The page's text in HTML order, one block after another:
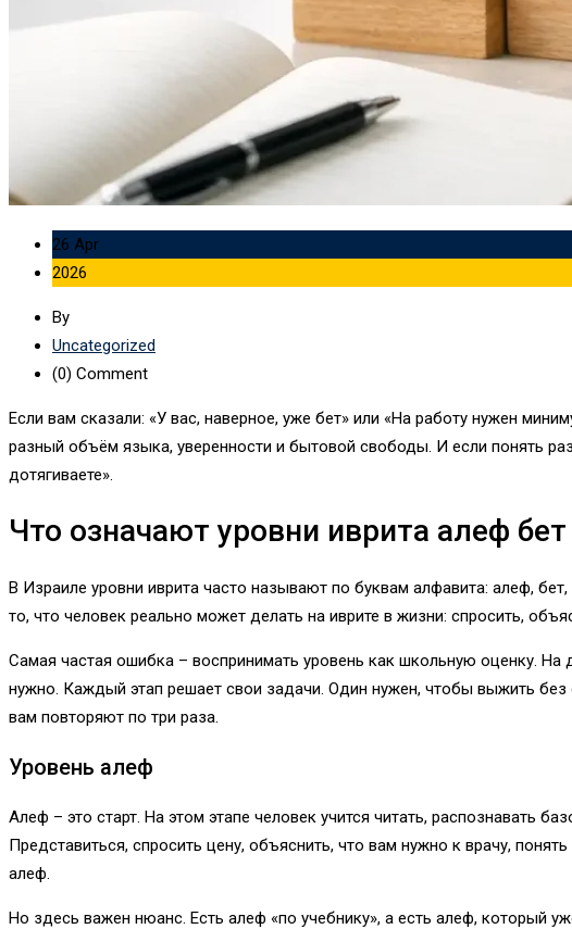
26 Apr
2026
By
Uncategorized
(0) Comment
Если вам сказали: «У вас, наверное, уже бет» или «На работу нужен
разный объём языка, уверенности и бытовой свободы. И если понять
дотягиваете».
Что означают уровни иврита алеф
В Израиле уровни иврита часто называют по буквам алфавита: алеф,
то, что человек реально может делать на иврите в жизни: спросить,
Самая частая ошибка – воспринимать уровень как школьную оценку. На
нужно. Каждый этап решает свои задачи. Один нужен, чтобы выжить без
вам повторяют по три раза.
Уровень алеф
Алеф – это старт. На этом этапе человек учится читать, распознавать
Представиться, спросить цену, объяснить, что вам нужно к врачу,
алеф.
Но здесь важен нюанс. Есть алеф «по учебнику», а есть алеф, который